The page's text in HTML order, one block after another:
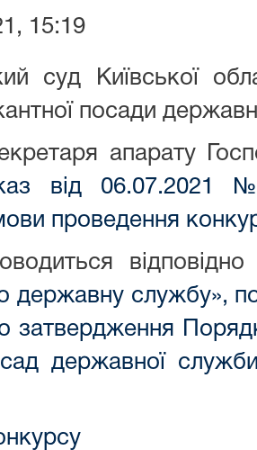
15:19
суд Київської
посади
апарату
від 06.07.2021
проведення
державну службу»,
затвердження
державної